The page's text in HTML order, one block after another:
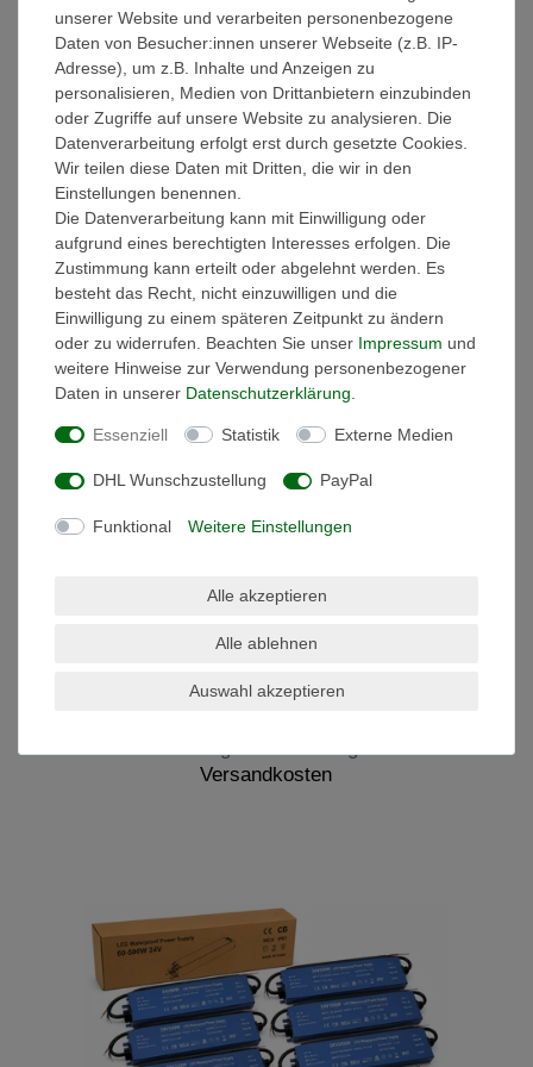
Treiber Driver Trafo
UVP 26,76 € ab 19,97 € *
Artikel anzeigen
*inkl. ges. MwSt.zzgl.
Versandkosten
Netzteil Trafo Konstant
250Watt 24V IP20 extrem flach
Versandkosten
unserer Website und verarbeiten personenbezogene
Daten von Besucher:innen unserer Webseite (z.B. IP-
Adresse), um z.B. Inhalte und Anzeigen zu
personalisieren, Medien von Drittanbietern einzubinden
oder Zugriffe auf unsere Website zu analysieren. Die
Datenverarbeitung erfolgt erst durch gesetzte Cookies.
Wir teilen diese Daten mit Dritten, die wir in den
Einstellungen benennen.
Die Datenverarbeitung kann mit Einwilligung oder
aufgrund eines berechtigten Interesses erfolgen. Die
Zustimmung kann erteilt oder abgelehnt werden. Es
besteht das Recht, nicht einzuwilligen und die
Einwilligung zu einem späteren Zeitpunkt zu ändern
oder zu widerrufen. Beachten Sie unser Impressum und
weitere Hinweise zur Verwendung personenbezogener
Daten in unserer Daten­schutz­erklärung
Essenziell Statistik Externe Medien
DHL Wunschzustellung PayPal
Funktional Weitere Einstellungen
Alle akzeptieren
Alle ablehnen
Auswahl akzeptieren